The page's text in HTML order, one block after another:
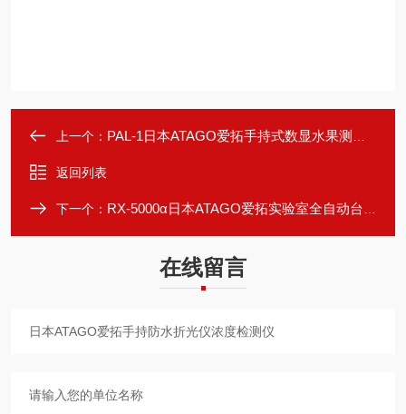
上一个： PAL-1日本ATAGO爱拓手持式数显水果测糖仪折光仪
返回列表
下一个： RX-5000α日本ATAGO爱拓实验室全自动台式数显浓度计
在线留言